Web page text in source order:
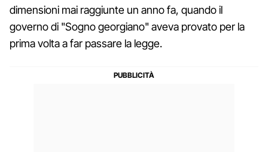
dimensioni mai raggiunte un anno fa, quando il
governo di "Sogno georgiano" aveva provato per la
prima volta a far passare la legge.